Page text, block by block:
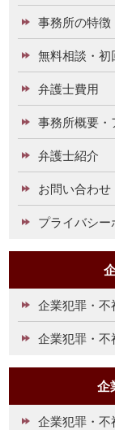
事務所の特徴
無料相談・
弁護士費用
事務所概要・
弁護士紹介
お問い合わせ
プライバシー
企業犯罪・不
企業犯罪・不
企
企業犯罪・